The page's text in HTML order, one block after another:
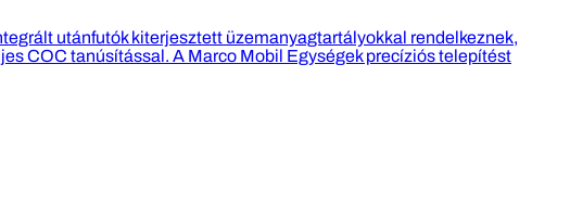
utánfutók kiterjesztett üzemanyagtartályokkal rendelkeznek,
COC tanúsítással. A Marco Mobil Egységek precíziós telepítést